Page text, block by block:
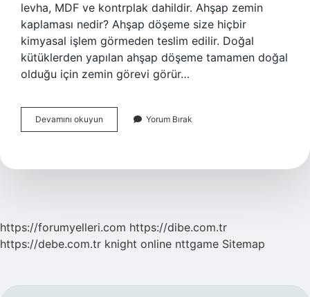
levha, MDF ve kontrplak dahildir. Ahşap zemin
kaplaması nedir? Ahşap döşeme size hiçbir
kimyasal işlem görmeden teslim edilir. Doğal
kütüklerden yapılan ahşap döşeme tamamen doğal
olduğu için zemin görevi görür…
Devamını okuyun
Kaplama
Olmalı
Yorum Bırak
https://forumyelleri.com https://dibe.com.tr
https://debe.com.tr knight online nttgame Sitemap